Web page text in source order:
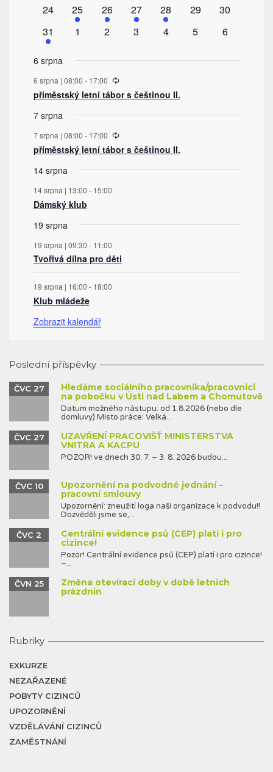
0
24
1
akce
25
1
akce
26
1
akce
27
1
akce
28
0
29
0
30
1
akce
31
0
1
0
2
0
3
0
4
0
5
0
6
6 srpna
6 srpna | 08:00 - 17:00
příměstský letní tábor s češtinou II.
7 srpna
7 srpna | 08:00 - 17:00
příměstský letní tábor s češtinou II.
14 srpna
14 srpna | 13:00 - 15:00
Dámský klub
19 srpna
19 srpna | 09:30 - 11:00
Tvořivá dílna pro děti
19 srpna | 16:00 - 18:00
Klub mládeže
Zobrazit kalendář
Poslední příspěvky
Hledáme sociálního pracovníka/pracovnici
na pobočku v Ústí nad Labem a Chomutově
ČVC 27
Datum možného nástupu: od 1.8.2026 (nebo dle
domluvy) Místo práce: Velká...
UZAVŘENÍ PRACOVIŠŤ MINISTERSTVA
VNITRA A KACPU
ČVC 27
POZOR! ve dnech 30. 7. – 3. 8. 2026 budou...
Upozornění na podvodné jednání –
pracovní smlouvy
ČVC 10
Upozornění: zneužití loga naší organizace k podvodu!!
Dozvěděli jsme se,...
Centrální evidence psů (CEP) platí i pro
cizince!
ČVC 2
Pozor! Centrální evidence psů (CEP) platí i pro cizince!
–...
Změna otevírací doby v době letních
prázdnin
ČVN 25
Rubriky
EXKURZE
NEZAŘAZENÉ
POBYTY CIZINCŮ
UPOZORNĚNÍ
VZDĚLÁVÁNÍ CIZINCŮ
ZAMĚSTNÁNÍ